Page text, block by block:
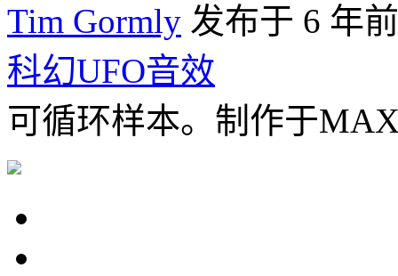
Tim Gormly 发布于 6 年前
科幻UFO音效
可循环样本。制作于